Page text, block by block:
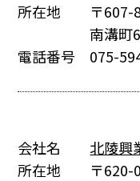
所在地
〒607-
南溝町
電話番号
075-
会社名
北陵興
所在地
〒620-